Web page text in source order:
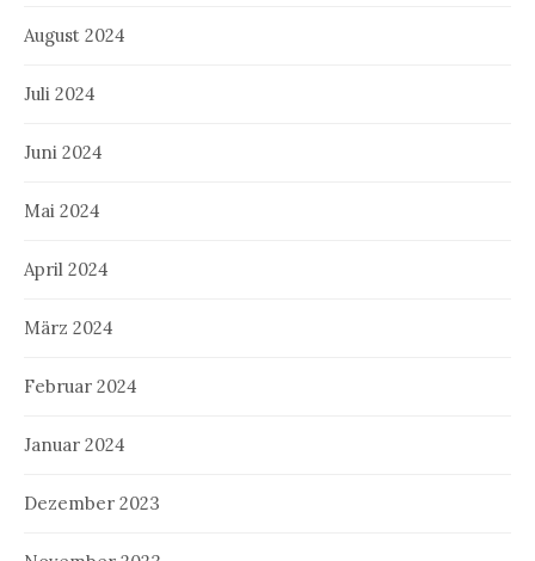
August 2024
Juli 2024
Juni 2024
Mai 2024
April 2024
März 2024
Februar 2024
Januar 2024
Dezember 2023